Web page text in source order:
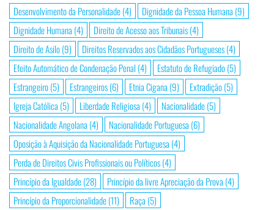
Desenvolvimento da Personalidade(4) Dignidade da Pessoa Humana (9)
Dignidade Humana (4) Direito de Acesso aos Tribunais(4)
Direito de Asilo(9) Direitos Reservados aos Cidadãos Portugueses(4)
Efeito Automático de Condenação Penal (4) Estatuto de Refugiado(5)
Estrangeiro(5) Estrangeiros(6) Etnia Cigana (9) Extradição(5)
Igreja Católica (5) Liberdade Religiosa (4) Nacionalidade(5)
Nacionalidade Angolana (4) Nacionalidade Portuguesa (6)
Oposição à Aquisição da Nacionalidade Portuguesa (4)
Perda de Direitos Civis Profissionais ou Políticos(4)
Princípio da Igualdade(28) Princípio da livre Apreciação da Prova (4)
Princípio da Proporcionalidade(11) Raça (5)